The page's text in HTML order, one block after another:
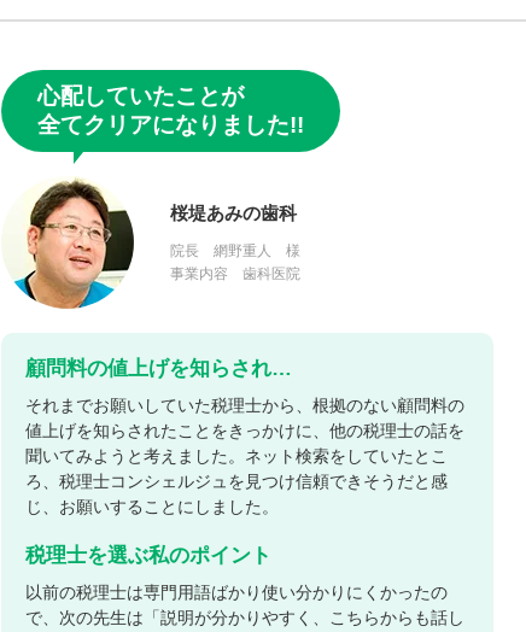
心配していたことが
全てクリアになりました!!
桜堤あみの歯科
院長 網野重人 様
事業内容 歯科医院
顧問料の値上げを知らされ…
それまでお願いしていた税理士から、根拠のない顧問料の
値上げを知らされたことをきっかけに、他の税理士の話を
聞いてみようと考えました。ネット検索をしていたとこ
ろ、税理士コンシェルジュを見つけ信頼できそうだと感
じ、お願いすることにしました。
税理士を選ぶ私のポイント
以前の税理士は専門用語ばかり使い分かりにくかったの
で、次の先生は「説明が分かりやすく、こちらからも話し